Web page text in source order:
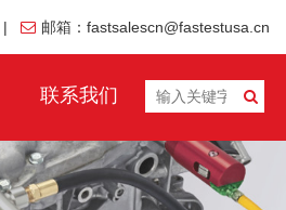
| 邮箱：fastsalescn@fastestusa.cn
联系我们